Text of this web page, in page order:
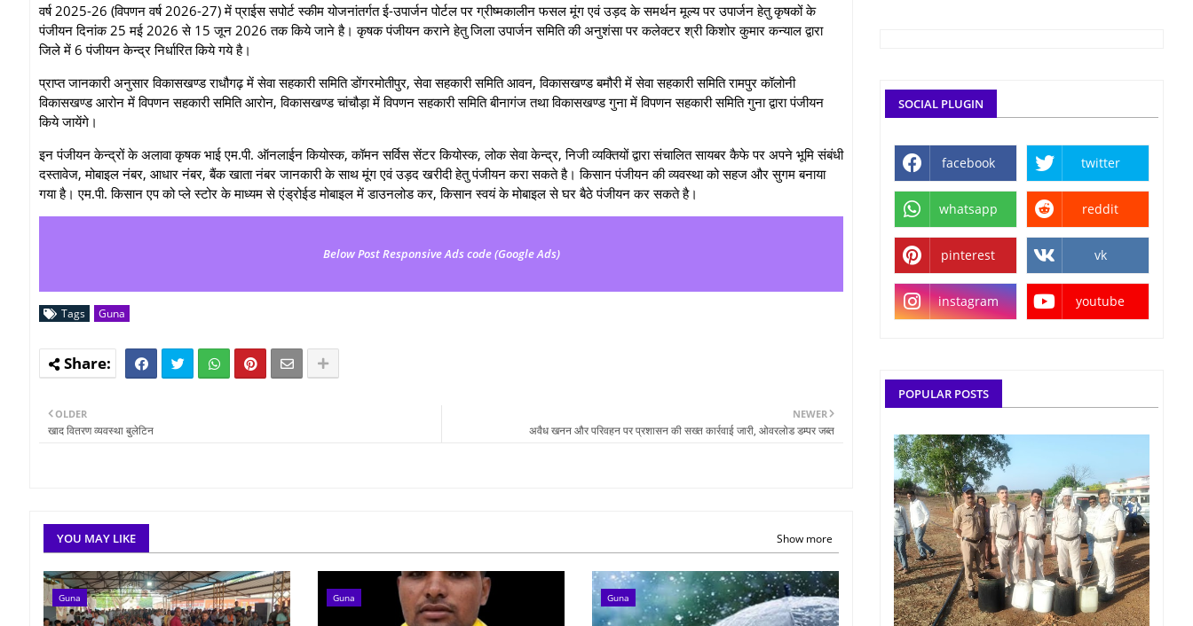
वर्ष 2025-26 (विपणन वर्ष 2026-27) में प्राईस सपोर्ट स्कीम योजनांतर्गत ई-उपार्जन पोर्टल पर ग्रीष्मकालीन फसल मूंग एवं उड़द के समर्थन मूल्य पर उपार्जन हेतु कृषकों के
पंजीयन दिनांक 25 मई 2026 से 15 जून 2026 तक किये जाने है। कृषक पंजीयन कराने हेतु जिला उपार्जन समिति की अनुशंसा पर कलेक्टर श्री किशोर कुमार कन्‍याल द्वारा
जिले में 6 पंजीयन केन्द्र निर्धारित किये गये है।
प्राप्‍त जानकारी अनुसार विकासखण्ड राधौगढ़ में सेवा सहकारी समिति डोंगरमोतीपुर, सेवा सहकारी समिति आवन, विकासखण्ड बमौरी में सेवा सहकारी समिति रामपुर कॉलोनी
विकासखण्ड आरोन में विपणन सहकारी समिति आरोन, विकासखण्ड चांचौड़ा में विपणन सहकारी समिति बीनागंज तथा विकासखण्ड गुना में विपणन सहकारी समिति गुना द्वारा पंजीयन
किये जायेंगे।
इन पंजीयन केन्द्रों के अलावा कृषक भाई एम.पी. ऑनलाईन कियोस्क, कॉमन सर्विस सेंटर कियोस्क, लोक सेवा केन्द्र, निजी व्यक्तियों द्वारा संचालित सायबर कैफे पर अपने भूमि संबंधी
दस्तावेज, मोबाइल नंबर, आधार नंबर, बैंक खाता नंबर जानकारी के साथ मूंग एवं उड़द खरीदी हेतु पंजीयन करा सकते है। किसान पंजीयन की व्यवस्था को सहज और सुगम बनाया
गया है। एम.पी. किसान एप को प्ले स्टोर के माध्यम से एंड्रोईड मोबाइल में डाउनलोड कर, किसान स्वयं के मोबाइल से घर बैठे पंजीयन कर सकते है।
Below Post Responsive Ads code (Google Ads)
Tags Guna
NEWER
अवैध खनन और परिवहन पर प्रशासन की सख्त कार्रवाई जारी, ओवरलोड डम्पर जब्त
OLDER
खाद वितरण व्यवस्था बुलेटिन
YOU MAY LIKE Show more
Guna Guna Guna
SOCIAL PLUGIN
facebook twitter
whatsapp reddit
pinterest vk
instagram youtube
POPULAR POSTS